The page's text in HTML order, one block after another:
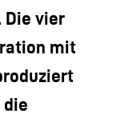
Die vier
mit
die